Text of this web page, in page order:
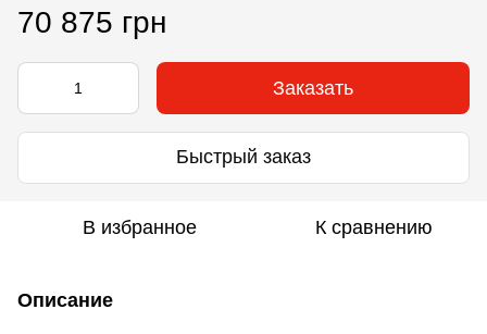
70 875 грн
Заказать
Быстрый заказ
В избранное К сравнению
Описание